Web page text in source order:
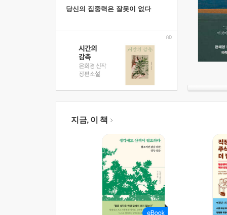
당신의 집중력은 잘못이 없다
지금, 이 책